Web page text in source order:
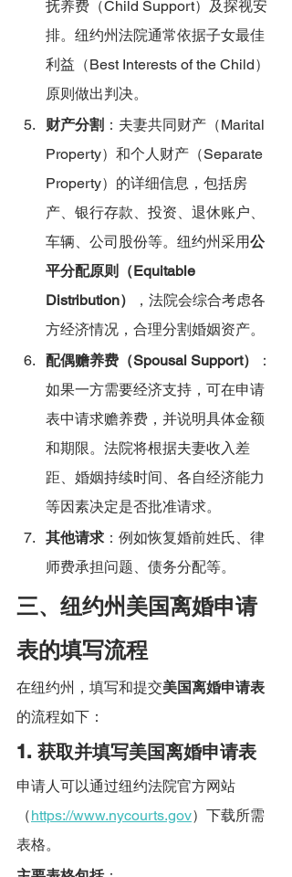
抚养费（Child Support）及探视安
排。纽约州法院通常依据子女最佳
利益（Best Interests of the Child）
原则做出判决。
财产分割 ：夫妻共同财产（Marital
Property）和个人财产（Separate
Property）的详细信息，包括房
产、银行存款、投资、退休账户、
车辆、公司股份等。纽约州采用公
平分配原则（Equitable
Distribution）
，法院会综合考虑各
方经济情况，合理分割婚姻资产。
配偶赡养费（Spousal Support）
：
如果一方需要经济支持，可在申请
表中请求赡养费，并说明具体金额
和期限。法院将根据夫妻收入差
距、婚姻持续时间、各自经济能力
等因素决定是否批准请求。
其他请求 ：例如恢复婚前姓氏、律
师费承担问题、债务分配等。
三、纽约州美国离婚申请
表的填写流程
在纽约州，填写和提交美国离婚申请表
的流程如下：
1. 获取并填写美国离婚申请表
申请人可以通过纽约法院官方网站
（https://www.nycourts.gov）下载所需
表格。